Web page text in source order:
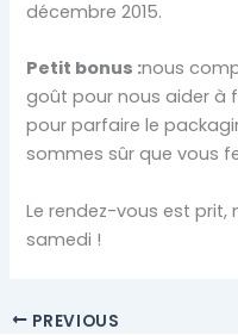
décembre 2015.
Petit bonus :nous
goût pour nous aider à
pour parfaire le
sommes sûr que vous
Le rendez-vous est
samedi !
PREVIOUS